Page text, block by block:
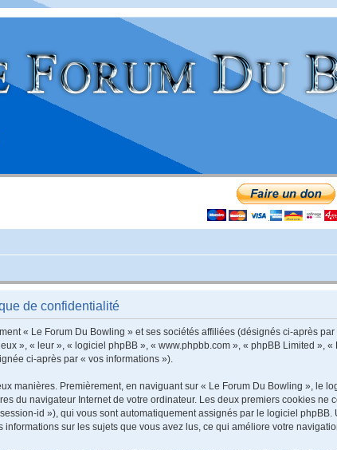
de confidentialité
« Le Forum Du Bowling » et ses sociétés affiliées (désignés ci-après
», « leur », « logiciel phpBB », « www.phpbb.com », « phpBB Limited »,
ci-après par « vos informations »).
manières. Premièrement, en naviguant sur « Le Forum Du Bowling », le
du navigateur Internet de votre ordinateur. Les deux premiers cookies
id »), qui vous sont automatiquement assignés par le logiciel
informations sur les sujets que vous avez lus, ce qui améliore votre